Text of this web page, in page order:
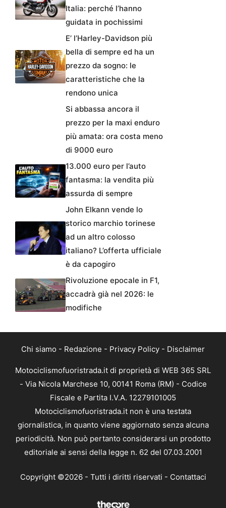
Italia: perché l’hanno
guidata in pochissimi
E’ l’Harley-Davidson più
bella di sempre ed ha un
prezzo da sogno: le
caratteristiche che la
rendono unica
Si abbassa ancora il
prezzo per la maxi enduro
più amata: ora costa meno
di 9000 euro
13.000 euro per l’auto
fantasma: la vendita più
assurda di sempre
John Elkann vende lo
storico marchio torinese
ad un altro colosso
italiano? L’offerta ufficiale
è da capogiro
Rivoluzione epocale in F1,
accadrà già nel 2026: le
modifiche
Chi siamo - Redazione - Privacy Policy - Disclaimer
Motociclismofuoristrada.it di proprietà di WEB 365 SRL
- Via Nicola Marchese 10, 00141 Roma (RM) - Codice
Fiscale e Partita I.V.A. 12279101005
Motociclismofuoristrada.it non è una testata
giornalistica, in quanto viene aggiornato senza alcuna
periodicità. Non può pertanto considerarsi un prodotto
editoriale ai sensi della legge n. 62 del 07.03.2001
Copyright ©2026 - Tutti i diritti riservati - Contattaci